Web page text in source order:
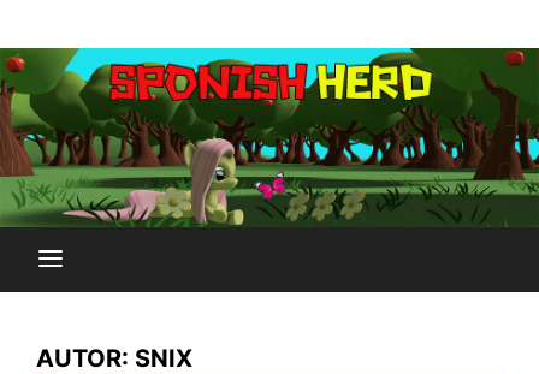
al
contenido
SPONISH HERD
AUTOR: SNIX